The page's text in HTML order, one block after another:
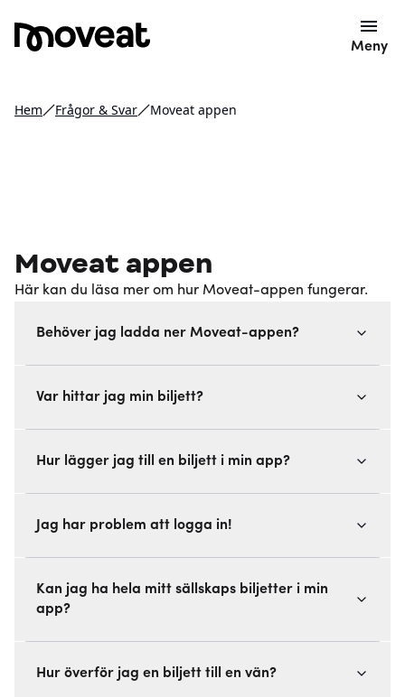
Meny
Hem Frågor & Svar Moveat appen
Moveat appen
Här kan du läsa mer om hur Moveat-appen fungerar.
Behöver jag ladda ner Moveat-appen?
Var hittar jag min biljett?
Hur lägger jag till en biljett i min app?
Jag har problem att logga in!
Kan jag ha hela mitt sällskaps biljetter i min
app?
Hur överför jag en biljett till en vän?